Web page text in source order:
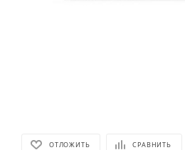
ОТЛОЖИТЬ СРАВНИТЬ